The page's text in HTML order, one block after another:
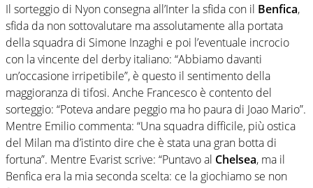
Il sorteggio di Nyon consegna all’Inter la sfida con il Benfica,
sfida da non sottovalutare ma assolutamente alla portata
della squadra di Simone Inzaghi e poi l’eventuale incrocio
con la vincente del derby italiano: “Abbiamo davanti
un’occasione irripetibile”, è questo il sentimento della
maggioranza di tifosi. Anche Francesco è contento del
sorteggio: “Poteva andare peggio ma ho paura di Joao Mario”.
Mentre Emilio commenta: “Una squadra difficile, più ostica
del Milan ma d’istinto dire che è stata una gran botta di
fortuna”. Mentre Evarist scrive: “Puntavo al Chelsea, ma il
Benfica era la mia seconda scelta: ce la giochiamo se non